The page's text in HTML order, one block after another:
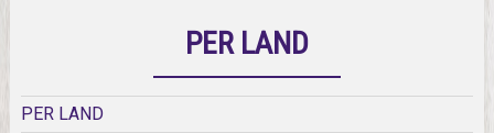
PER LAND
PER LAND